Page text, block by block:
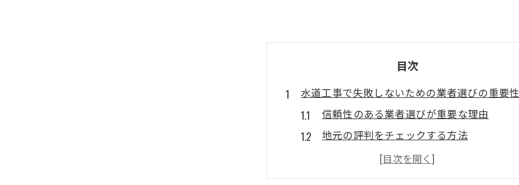
目次
水道工事で失敗しないための業者選びの重要性
信頼性のある業者選びが重要な理由
地元の評判をチェックする方法
過去の実績を確認するポイント
口コミやレビューを活用した業者評価